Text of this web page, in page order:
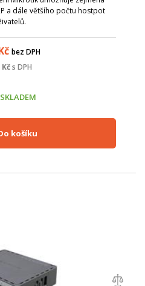
a dále většího počtu hostpot
bez DPH
Kčs DPH
SKLADEM
Do košíku